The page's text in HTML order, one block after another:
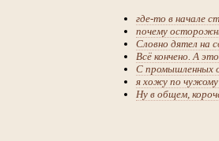
где-то в начале
почему
Словно дятел на
Всё кончено. А это
С промышленных
я хожу по чужому
Ну в общем,